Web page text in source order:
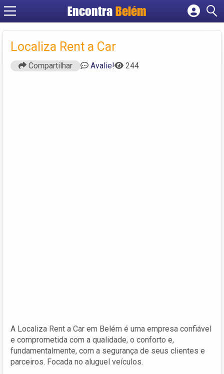
EncontraBelém
Cadastrar empresa
Criar conta
Localiza Rent a Car
Compartilhar Avalie! 244
A Localiza Rent a Car em Belém é uma empresa confiável
e comprometida com a qualidade, o conforto e,
fundamentalmente, com a segurança de seus clientes e
parceiros. Focada no aluguel veículos.